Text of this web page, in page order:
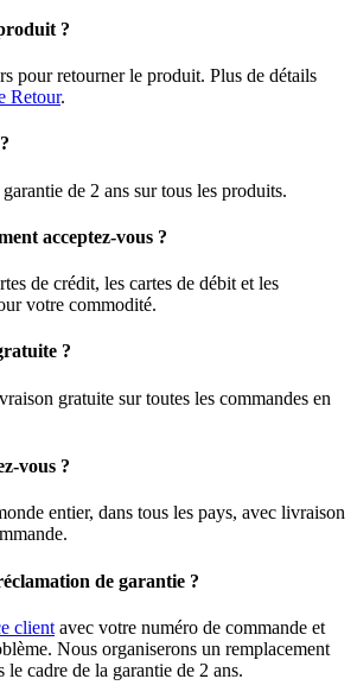
?
pour retourner le produit. Plus de détails
Retour.
de 2 ans sur tous les produits.
acceptez-vous ?
de crédit, les cartes de débit et les
votre commodité.
?
gratuite sur toutes les commandes en
vous ?
entier, dans tous les pays, avec livraison
de garantie ?
client avec votre numéro de commande et
Nous organiserons un remplacement
le cadre de la garantie de 2 ans.